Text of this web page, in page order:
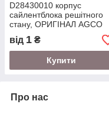
D28430010 корпус
сайлентблока решітного
стану, ОРИГІНАЛ AGCO
від 1 ₴
Купити
Про нас